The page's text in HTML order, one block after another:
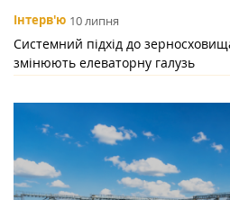
Інтерв'ю 10 липня
Системний підхід до
змінюють елеваторну галузь